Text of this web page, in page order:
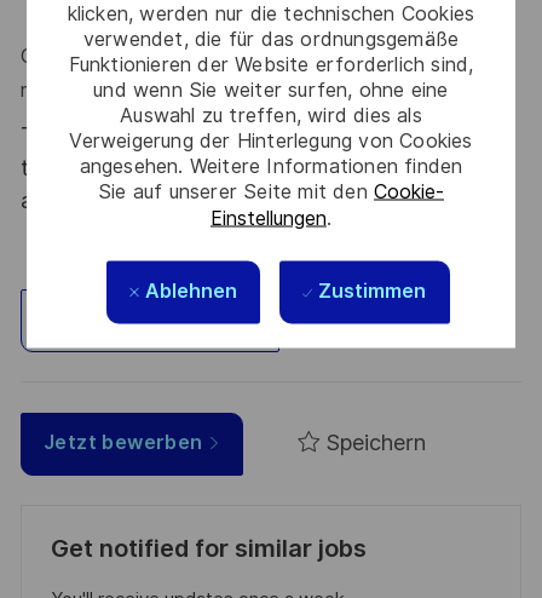
klicken, werden nur die technischen Cookies
verwendet, die für das ordnungsgemäße
Funktionieren der Website erforderlich sind,
und wenn Sie weiter surfen, ohne eine
Auswahl zu treffen, wird dies als
Verweigerung der Hinterlegung von Cookies
angesehen. Weitere Informationen finden
Sie auf unserer Seite mit den Cookie-
Einstellungen.
Ablehnen Zustimmen
Ce poste est donc fait pour vous, alors venez nous
rejoindre !
Thales, entreprise Handi-Engagée, reconnait
tous les talents. La diversité est notre meilleur
atout. Postulez et rejoignez nous !
Standort erkunden
Jetzt bewerben Speichern
Get notified for similar jobs